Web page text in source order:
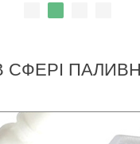
СФЕРІ